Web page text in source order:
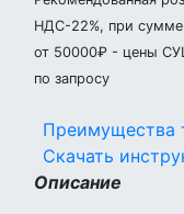
НДС-22%, при сумме
от 50000₽ - цены
по запросу
Преимущества
Скачать
Описание